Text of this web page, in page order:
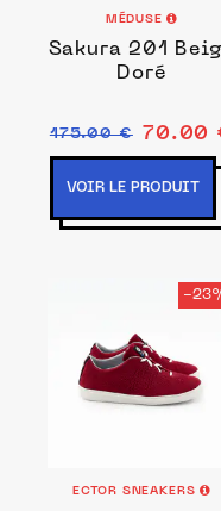
MÉDUSE
Sakura 201
Doré
175.00 € 70.00
VOIR LE PRODUIT
-
ECTOR SNEAKERS